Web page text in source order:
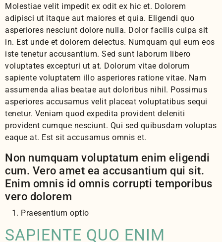
Molestiae velit impedit ex odit ex hic et. Dolorem
adipisci ut itaque aut maiores et quia. Eligendi quo
asperiores nesciunt dolore nulla. Dolor facilis culpa sit
in. Est unde et dolorem delectus. Numquam qui eum eos
iste tenetur accusantium. Sed sunt laborum libero
voluptates excepturi ut at. Dolorum vitae dolorum
sapiente voluptatem illo asperiores ratione vitae. Nam
assumenda alias beatae aut doloribus nihil. Possimus
asperiores accusamus velit placeat voluptatibus sequi
tenetur. Veniam quod expedita provident deleniti
provident cumque nesciunt. Qui sed quibusdam voluptas
eaque at. Est sit accusamus omnis et.
Non numquam voluptatum enim eligendi
cum. Vero amet ea accusantium qui sit.
Enim omnis id omnis corrupti temporibus
vero dolorem
Praesentium optio
SAPIENTE QUO ENIM